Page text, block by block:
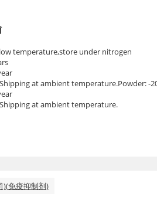
temperature,store under nitrogen
at ambient temperature.Powder: -
at ambient temperature.
)(免疫抑制剂)